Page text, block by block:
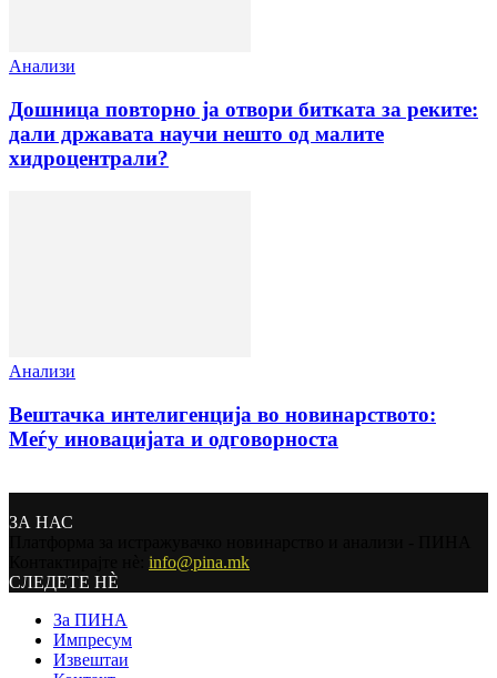
Анализи
Дошница повторно ја отвори битката за реките:
дали државата научи нешто од малите
хидроцентрали?
Анализи
Вештачка интелигенција во новинарството:
Меѓу иновацијата и одговорноста
ЗА НАС
info@pina.mk
СЛЕДЕТЕ НЀ
За ПИНА
Импресум
Извештаи